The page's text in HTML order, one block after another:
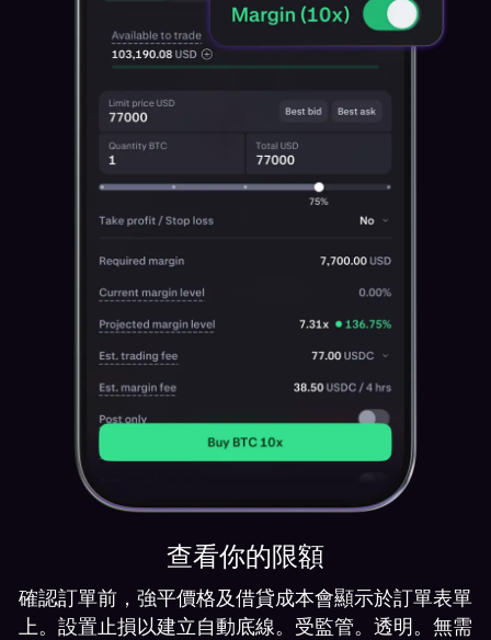
查看你的限額
確認訂單前，強平價格及借貸成本會顯示於訂單表單
上。設置止損以建立自動底線。受監管。透明。無需